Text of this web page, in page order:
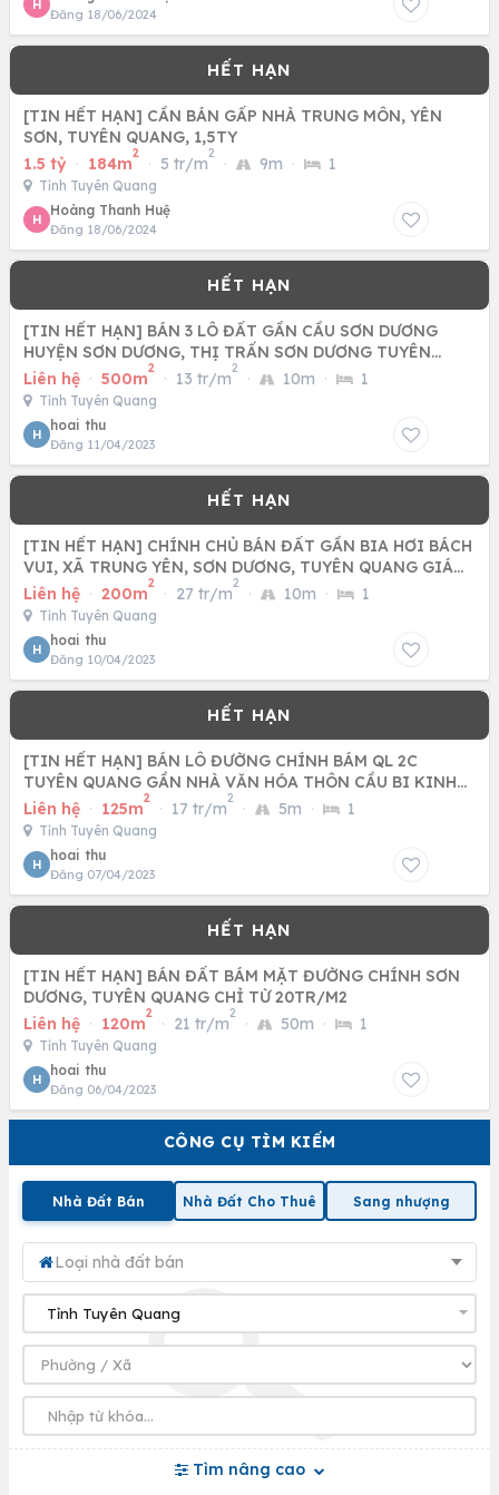
CÔNG CỤ TÌM KIẾM
Nhà Đất Bán Nhà Đất Cho Thuê Sang nhượng
Loại nhà đất bán
Tìm nâng cao
H
Đăng 18/06/2024
[TIN HẾT HẠN] CẦN BÁN GẤP NHÀ TRUNG MÔN, YÊN
SƠN, TUYÊN QUANG, 1,5TY
1.5 tỷ · 184m
2
· 5 tr/m
2
· 9m · 1
Tỉnh Tuyên Quang
H
Hoàng Thanh Huệ
Đăng 18/06/2024
[TIN HẾT HẠN] BÁN 3 LÔ ĐẤT GẦN CẦU SƠN DƯƠNG
HUYỆN SƠN DƯƠNG, THỊ TRẤN SƠN DƯƠNG TUYÊN
QUANG CHỈ TỪ 35TR/M2
Liên hệ · 500m
2
· 13 tr/m
2
· 10m · 1
Tỉnh Tuyên Quang
H
hoai thu
Đăng 11/04/2023
[TIN HẾT HẠN] CHÍNH CHỦ BÁN ĐẤT GẦN BIA HƠI BÁCH
VUI, XÃ TRUNG YÊN, SƠN DƯƠNG, TUYÊN QUANG GIÁ
30TR/M2
Liên hệ · 200m
2
· 27 tr/m
2
· 10m · 1
Tỉnh Tuyên Quang
H
hoai thu
Đăng 10/04/2023
[TIN HẾT HẠN] BÁN LÔ ĐƯỜNG CHÍNH BÁM QL 2C
TUYÊN QUANG GẦN NHÀ VĂN HÓA THÔN CẦU BI KINH
DOANH ĐƯỢC GIÁ 25TR
Liên hệ · 125m
2
· 17 tr/m
2
· 5m · 1
Tỉnh Tuyên Quang
H
hoai thu
Đăng 07/04/2023
[TIN HẾT HẠN] BÁN ĐẤT BÁM MẶT ĐƯỜNG CHÍNH SƠN
DƯƠNG, TUYÊN QUANG CHỈ TỪ 20TR/M2
Liên hệ · 120m
2
· 21 tr/m
2
· 50m · 1
Tỉnh Tuyên Quang
H
hoai thu
Đăng 06/04/2023